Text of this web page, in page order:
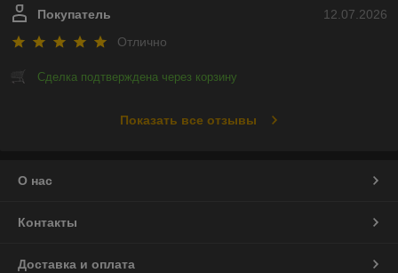
12.07.2026
Покупатель
Отлично
Сделка подтверждена через корзину
Показать все отзывы
О нас
Контакты
Доставка и оплата